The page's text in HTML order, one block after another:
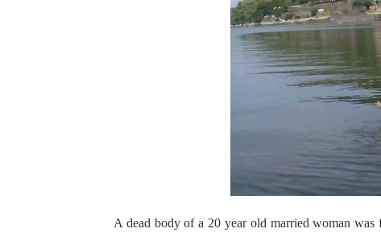
A dead body of a 20 year old married woman